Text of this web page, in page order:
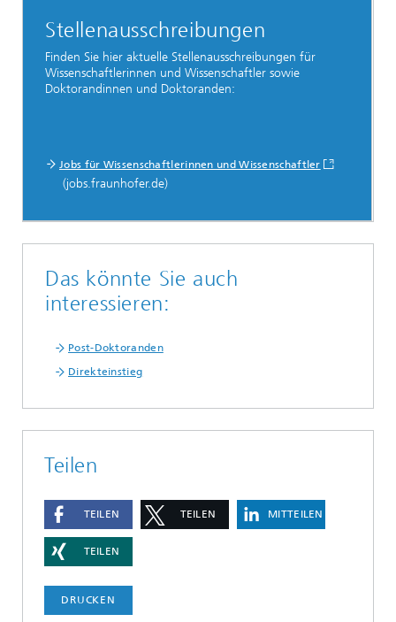
Stellenausschreibungen
Finden Sie hier aktuelle Stellenausschreibungen für
Wissenschaftlerinnen und Wissenschaftler sowie
Doktorandinnen und Doktoranden:
Jobs für Wissenschaftlerinnen und Wissenschaftler
(jobs.fraunhofer.de)
Das könnte Sie auch
interessieren:
Post-Doktoranden
Direkteinstieg
Teilen
TEILEN TEILEN MITTEILEN
TEILEN
DRUCKEN